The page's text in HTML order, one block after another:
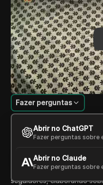
Introdução ao
Fazer perguntas
Abrir no ChatGPT
Fazer perguntas sobre
Abrir no Claude
Fazer perguntas sobre
Neste vídeo instrucional, o
espectadores sobre como
demonstrando o processo
navegar pela interface.
demonstra como escrever
seguidores, elaborando